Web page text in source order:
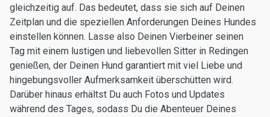
gleichzeitig auf. Das bedeutet, dass sie sich auf Deinen
Zeitplan und die speziellen Anforderungen Deines Hundes
einstellen können. Lasse also Deinen Vierbeiner seinen
Tag mit einem lustigen und liebevollen Sitter in Redingen
genießen, der Deinen Hund garantiert mit viel Liebe und
hingebungsvoller Aufmerksamkeit überschütten wird.
Darüber hinaus erhältst Du auch Fotos und Updates
während des Tages, sodass Du die Abenteuer Deines